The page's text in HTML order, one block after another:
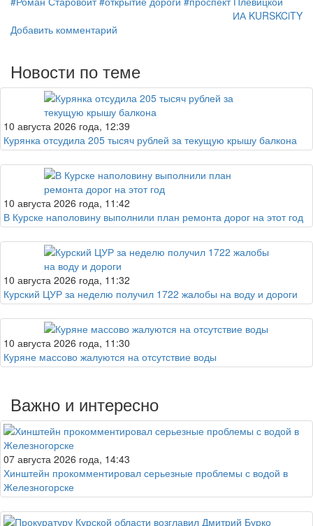
ИА KURSKCiTY
Добавить комментарий
Новости по теме
10 августа 2026 года, 12:39
Курянка отсудила 205 тысяч рублей за текущую крышу балкона
10 августа 2026 года, 11:42
В Курске наполовину выполнили план ремонта дорог на этот год
10 августа 2026 года, 11:32
Курский ЦУР за неделю получил 1722 жалобы на воду и дороги
10 августа 2026 года, 11:30
Куряне массово жалуются на отсутствие воды
Важно и интересно
07 августа 2026 года, 14:43
Хинштейн прокомментировал серьезные проблемы с водой в
Железногорске